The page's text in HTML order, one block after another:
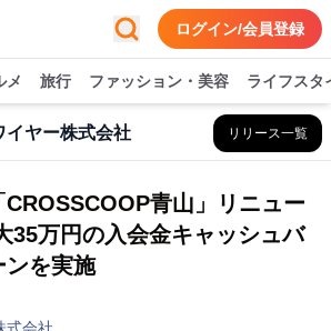
ログイン/会員登録
メ 旅行 ファッション・美容 ライフスタ
イヤー株式会社 リリース一覧
青山」リニュー
35万円の入会金キャッシュバ
ンを実施